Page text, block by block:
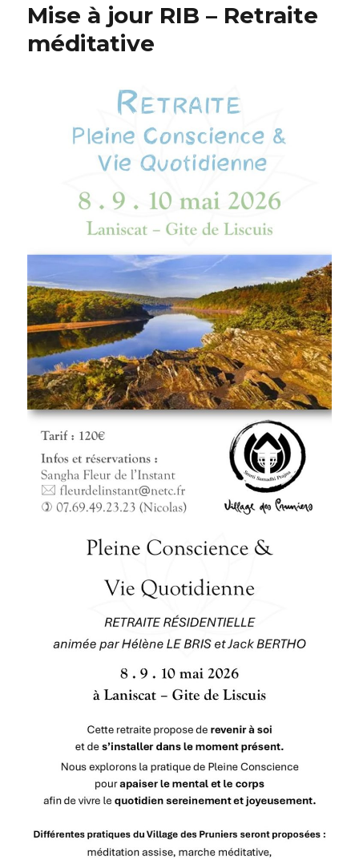
aux
Mise à jour RIB – Retraite
méditative